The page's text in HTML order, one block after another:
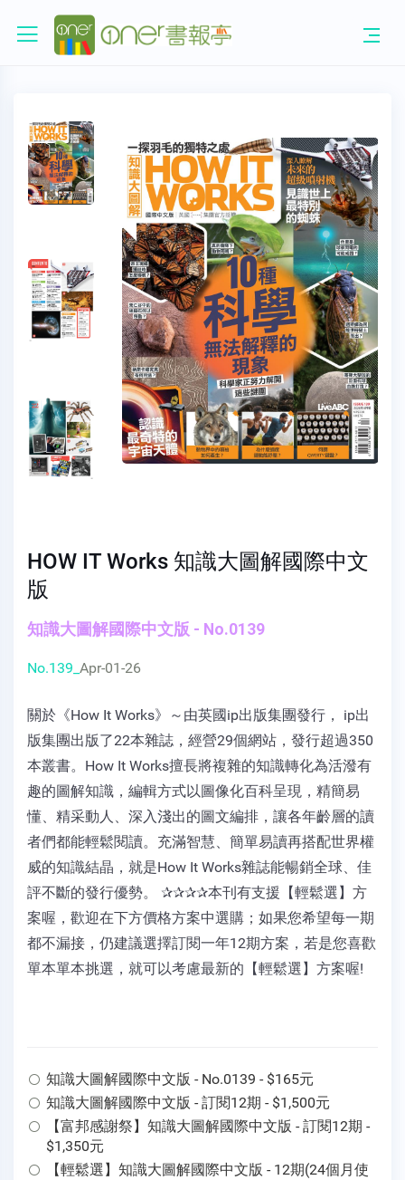
HOW IT Works 知識大圖解國際中文
版
知識大圖解國際中文版 - No.0139
No.139_ Apr-01-26
關於《How It Works》～由英國ip出版集團發行， ip出
版集團出版了22本雜誌，經營29個網站，發行超過350
本叢書。How It Works擅長將複雜的知識轉化為活潑有
趣的圖解知識，編輯方式以圖像化百科呈現，精簡易
懂、精采動人、深入淺出的圖文編排，讓各年齡層的讀
者們都能輕鬆閱讀。充滿智慧、簡單易讀再搭配世界權
威的知識結晶，就是How It Works雜誌能暢銷全球、佳
評不斷的發行優勢。 ✰✰✰✰本刊有支援【輕鬆選】方
案喔，歡迎在下方價格方案中選購；如果您希望每一期
都不漏接，仍建議選擇訂閱一年12期方案，若是您喜歡
單本單本挑選，就可以考慮最新的【輕鬆選】方案喔!
知識大圖解國際中文版 - No.0139 - $165元
知識大圖解國際中文版 - 訂閱12期 - $1,500元
【富邦感謝祭】知識大圖解國際中文版 - 訂閱12期 -
$1,350元
【輕鬆選】知識大圖解國際中文版 - 12期(24個月使